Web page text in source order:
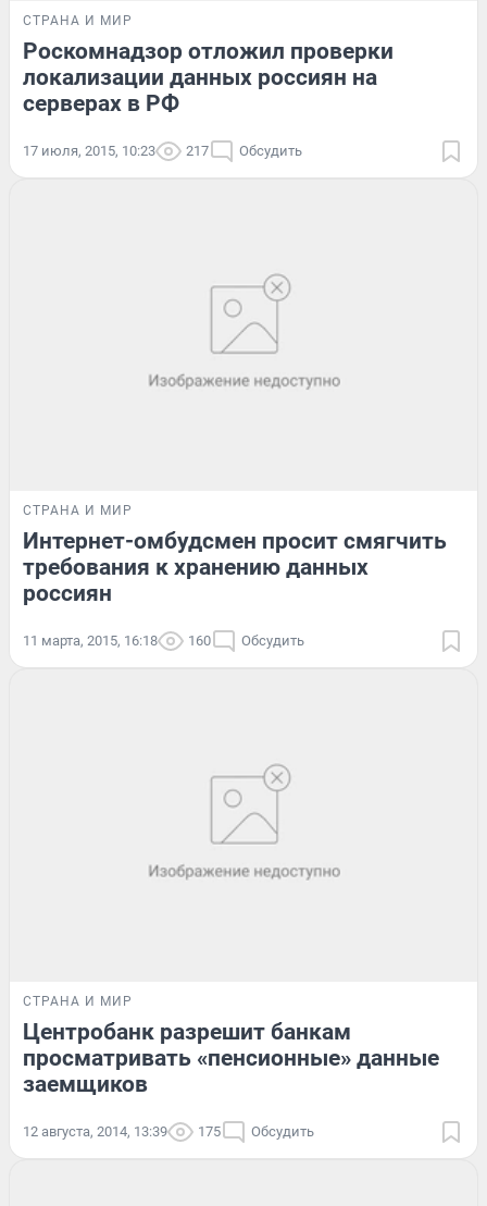
СТРАНА И МИР
Роскомнадзор отложил проверки
локализации данных россиян на
серверах в РФ
17 июля, 2015, 10:23 217 Обсудить
СТРАНА И МИР
Интернет-омбудсмен просит смягчить
требования к хранению данных
россиян
11 марта, 2015, 16:18 160 Обсудить
СТРАНА И МИР
Центробанк разрешит банкам
просматривать «пенсионные» данные
заемщиков
12 августа, 2014, 13:39 175 Обсудить